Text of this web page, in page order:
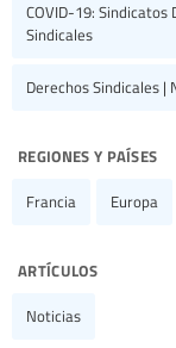
COVID-19: Sindicatos
Sindicales
Derechos Sindicales |
regiones y países
Francia Europa
artículos
Noticias